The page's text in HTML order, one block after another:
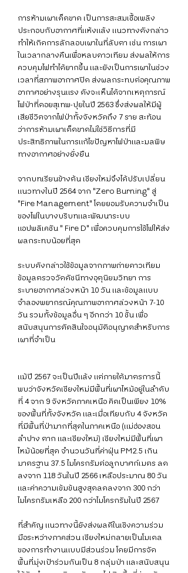
การห้ามเผาเด็ดขาด เป็นการสะสมเชื้อเพลิง
ประกอบกับอากาศที่แห้งแล้ง แนวทางดังกล่าว
ทำให้เกิดการลักลอบเผาในที่ลับตา เช่น การเผา
ในเวลากลางคืนเพื่อหลบดาวเทียม ส่งผลให้การ
ควบคุมไฟทำได้ยากขึ้น และยังเป็นการเผาในช่วง
เวลาที่สภาพอากาศปิด ส่งผลกระทบต่อคุณภาพ
อากาศอย่างรุนแรง ดังจะเห็นได้จากเหตุการณ์
ไฟป่าที่ดอยสุเทพ-ปุยในปี 2563 ซึ่งส่งผลให้มีผู้
เสียชีวิตจากไฟป่าทั้งจังหวัดถึง 7 ราย สะท้อน
ว่าการห้ามเผาเด็ดขาดไม่ใช่วิธีการที่มี
ประสิทธิภาพในการแก้ไขปัญหาไฟป่าและมลพิษ
ทางอากาศอย่างยั่งยืน
จากบทเรียนข้างต้น เชียงใหม่จึงได้ปรับเปลี่ยน
แนวทางในปี 2564 จาก "Zero Burning" สู่
"Fire Management" โดยยอมรับความจำเป็น
ของไฟในบางบริบทและพัฒนาระบบ
แอปพลิเคชัน " Fire D" เพื่อควบคุมการใช้ไฟให้ส่ง
ผลกระทบน้อยที่สุด
ระบบดังกล่าวใช้ข้อมูลจากภาพถ่ายดาวเทียม
ข้อมูลตรวจวัดดัชนีทางอุตุนิยมวิทยา การ
ระบายอากาศล่วงหน้า 10 วัน และข้อมูลแบบ
จำลองพยากรณ์คุณภาพอากาศล่วงหน้า 7-10
วัน รวมทั้งข้อมูลอื่น ๆ อีกกว่า 10 ชั้น เพื่อ
สนับสนุนการตัดสินใจอนุมัติอนุญาตสำหรับการ
เผาที่จำเป็น
แม้ปี 2567 จะเป็นปีแล้ง แต่ภายใต้มาตรการนี้
พบว่าจังหวัดเชียงใหม่มีพื้นที่เผาไหม้อยู่ในลำดับ
ที่ 4 จาก 9 จังหวัดภาคเหนือ คิดเป็นเพียง 10%
ของพื้นที่ทั้งจังหวัด และเมื่อเทียบกับ 4 จังหวัด
ที่มีพื้นที่ป่ามากที่สุดในภาคเหนือ (แม่ฮ่องสอน
ลำปาง ตาก และเชียงใหม่) เชียงใหม่มีพื้นที่เผา
ไหม้น้อยที่สุด จำนวนวันที่ค่าฝุ่น PM2.5 เกิน
มาตรฐาน 37.5 ไมโครกรัมต่อลูกบาศก์เมตร ลด
ลงจาก 118 วันในปี 2566 เหลือประมาณ 80 วัน
และค่าความเข้มข้นสูงสุดลดลงจาก 300 กว่า
ไมโครกรัมเหลือ 200 กว่าไมโครกรัมในปี 2567
ที่สำคัญ แนวทางนี้ยังส่งผลดีในเชิงความร่วม
มือระหว่างภาคส่วน เชียงใหม่กลายเป็นโมเดล
ของการทำงานแบบมีส่วนร่วม โดยมีการจัด
พื้นที่มุ่งเป้าร่วมกันเป็น 8 กลุ่มป่า และสนับสนุน